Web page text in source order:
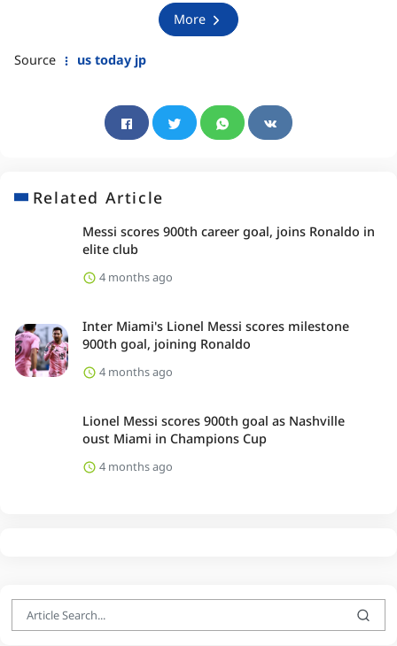
More
Source us today jp
Related Article
Messi scores 900th career goal, joins Ronaldo in
elite club
4 months ago
Inter Miami's Lionel Messi scores milestone
900th goal, joining Ronaldo
4 months ago
Lionel Messi scores 900th goal as Nashville
oust Miami in Champions Cup
4 months ago